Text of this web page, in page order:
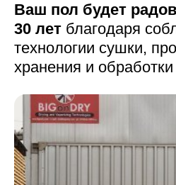
Ваш пол будет
30 лет благодаря
технологии сушки,
хранения и обработки